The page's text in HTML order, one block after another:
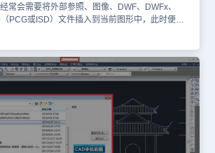
常会需要将外部参照、图像、DWF、DWFx、
PCG或ISD）文件插入到当前图形中，此时便需
中CAD参照命令是：ATTACH，快捷键：AT。
骤： 启动浩辰CAD软件，输入CAD参照命令快
键后，会弹出【选择参照文件】对话框，在其中
要附加到当前图纸的文件，点击【打开】按钮。
令后，软件会弹出【附着图像】对话框，在其
的新图像文件的位置以及插入时的相关设置（包
、缩放比例及旋转角度等）。设置完成后，点击
图所示： 最后在绘图区域指定插入点，指定缩